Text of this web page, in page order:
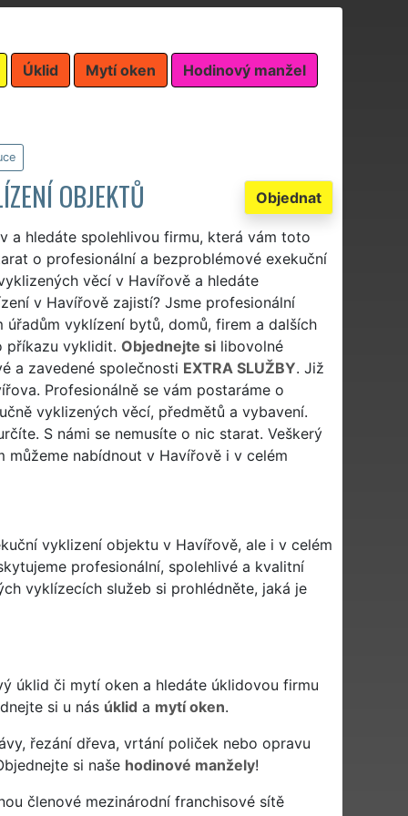
Úklid Mytí oken Hodinový manžel
Objednat
OBJEKTŮ
a hledáte spolehlivou firmu, která vám toto
o profesionální a bezproblémové exekuční
věcí v Havířově a hledáte
v Havířově zajistí? Jsme profesionální
vyklízení bytů, domů, firem a dalších
příkazu vyklidit. Objednejte silibovolné
a zavedené společnosti EXTRA SLUŽBY. Již
Profesionálně se vám postaráme o
vyklizených věcí, předmětů a vybavení.
S námi se nemusíte o nic starat. Veškerý
můžeme nabídnout v Havířově i v celém
vyklizení objektu v Havířově, ale i v celém
profesionální, spolehlivé a kvalitní
vyklízecích služeb si prohlédněte, jaká je
úklid či mytí oken a hledáte úklidovou firmu
si u nás úklid a mytí oken.
řezání dřeva, vrtání poliček nebo opravu
si naše hodinové manžely!
členové mezinárodní franchisové sítě